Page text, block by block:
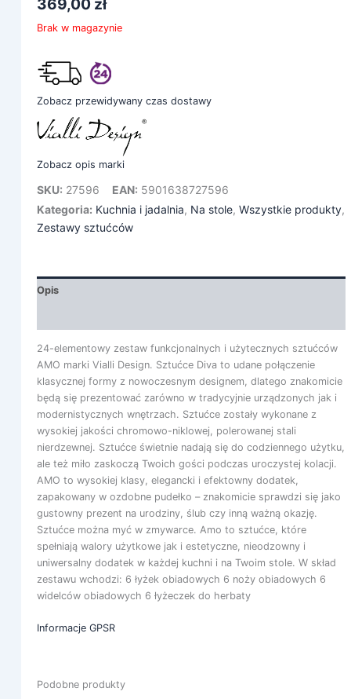
369,00 zł
Brak w magazynie
Zobacz przewidywany czas dostawy
Zobacz opis marki
SKU: 27596 EAN: 5901638727596
Kategoria: Kuchnia i jadalnia, Na stole, Wszystkie produkty,
Zestawy sztućców
Opis
24-elementowy zestaw funkcjonalnych i użytecznych sztućców
AMO marki Vialli Design. Sztućce Diva to udane połączenie
klasycznej formy z nowoczesnym designem, dlatego znakomicie
będą się prezentować zarówno w tradycyjnie urządzonych jak i
modernistycznych wnętrzach. Sztućce zostały wykonane z
wysokiej jakości chromowo-niklowej, polerowanej stali
nierdzewnej. Sztućce świetnie nadają się do codziennego użytku,
ale też miło zaskoczą Twoich gości podczas uroczystej kolacji.
AMO to wysokiej klasy, elegancki i efektowny dodatek,
zapakowany w ozdobne pudełko – znakomicie sprawdzi się jako
gustowny prezent na urodziny, ślub czy inną ważną okazję.
Sztućce można myć w zmywarce. Amo to sztućce, które
spełniają walory użytkowe jak i estetyczne, nieodzowny i
uniwersalny dodatek w każdej kuchni i na Twoim stole. W skład
zestawu wchodzi: 6 łyżek obiadowych 6 noży obiadowych 6
widelców obiadowych 6 łyżeczek do herbaty
Informacje GPSR
Podobne produkty